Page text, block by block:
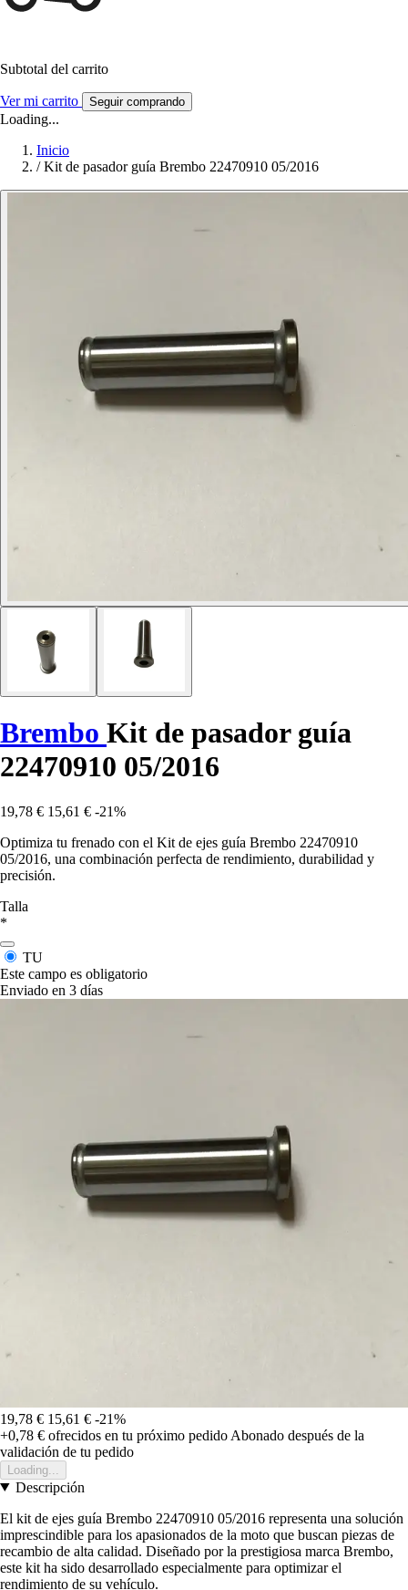
Subtotal del carrito
Ver mi carrito Seguir comprando
Loading...
Inicio
/ Kit de pasador guía Brembo 22470910 05/2016
Brembo Kit de pasador guía
22470910 05/2016
19,78 € 15,61 € -21%
Optimiza tu frenado con el Kit de ejes guía Brembo 22470910
05/2016, una combinación perfecta de rendimiento, durabilidad y
precisión.
Talla
*
TU
Este campo es obligatorio
Enviado en 3 días
19,78 € 15,61 € -21%
+0,78 € ofrecidos en tu próximo pedido Abonado después de la
validación de tu pedido
Loading...
Descripción
El kit de ejes guía Brembo 22470910 05/2016 representa una solución
imprescindible para los apasionados de la moto que buscan piezas de
recambio de alta calidad. Diseñado por la prestigiosa marca Brembo,
este kit ha sido desarrollado especialmente para optimizar el
rendimiento de su vehículo.